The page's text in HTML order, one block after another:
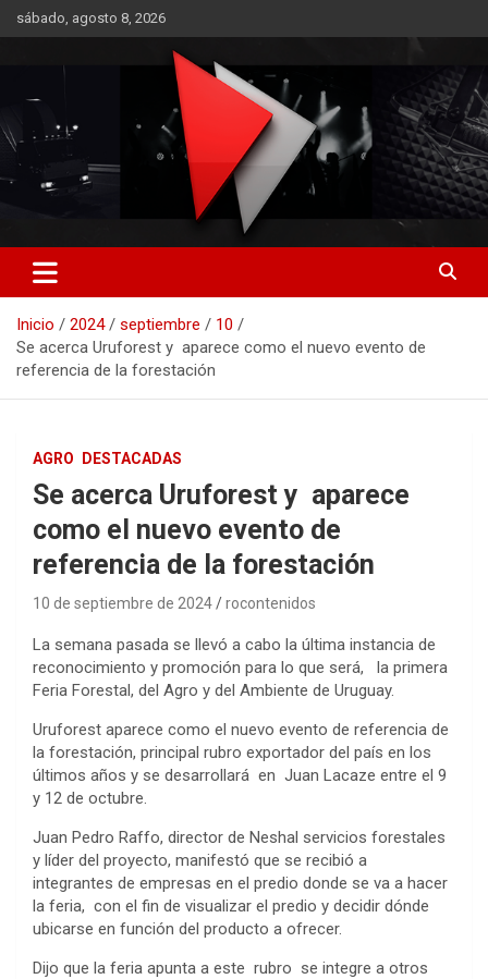
Saltar
al
sábado, agosto 8, 2026
RO CONTENIDOS
Inicio 2024 septiembre
10
Se acerca Uruforest y aparece como el nuevo evento de
referencia de la forestación
AGRO DESTACADAS
Se acerca Uruforest y aparece
como el nuevo evento de
referencia de la forestación
10 de septiembre de 2024 rocontenidos
La semana pasada se llevó a cabo la última instancia de
reconocimiento y promoción para lo que será, la primera
Feria Forestal, del Agro y del Ambiente de Uruguay.
Uruforest aparece como el nuevo evento de referencia de
la forestación, principal rubro exportador del país en los
últimos años y se desarrollará en Juan Lacaze entre el 9
y 12 de octubre.
Juan Pedro Raffo, director de Neshal servicios forestales
y líder del proyecto, manifestó que se recibió a
integrantes de empresas en el predio donde se va a hacer
la feria, con el fin de visualizar el predio y decidir dónde
ubicarse en función del producto a ofrecer.
Dijo que la feria apunta a este rubro se integre a otros